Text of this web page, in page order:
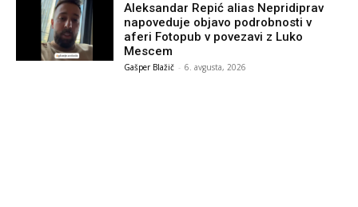
Aleksandar Repić alias Nepridiprav
napoveduje objavo podrobnosti v
aferi Fotopub v povezavi z Luko
Mescem
Gašper Blažič - 6. avgusta, 2026